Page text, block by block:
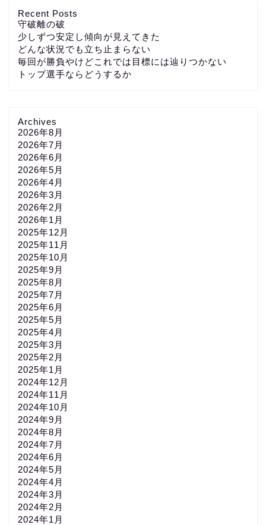
Recent Posts
守破離の破
少しずつ安定し傾向が見えてきた
どんな状況でも立ち止まらない
毎回が勝負やけどこれでは目標には辿りつかない
トップ選手ならどうするか
Archives
2026年8月
2026年7月
2026年6月
2026年5月
2026年4月
2026年3月
2026年2月
2026年1月
2025年12月
2025年11月
2025年10月
2025年9月
2025年8月
2025年7月
2025年6月
2025年5月
2025年4月
2025年3月
2025年2月
2025年1月
2024年12月
2024年11月
2024年10月
2024年9月
2024年8月
2024年7月
2024年6月
2024年5月
2024年4月
2024年3月
2024年2月
2024年1月